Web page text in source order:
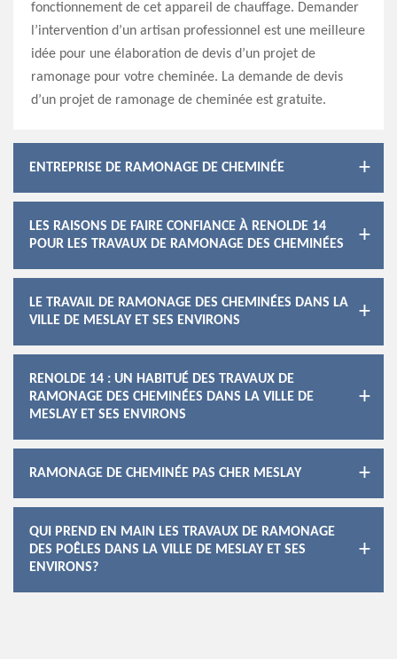
fonctionnement de cet appareil de chauffage. Demander
l’intervention d’un artisan professionnel est une meilleure
idée pour une élaboration de devis d’un projet de
ramonage pour votre cheminée. La demande de devis
d’un projet de ramonage de cheminée est gratuite.
ENTREPRISE DE RAMONAGE DE CHEMINÉE
LES RAISONS DE FAIRE CONFIANCE À RENOLDE 14
POUR LES TRAVAUX DE RAMONAGE DES CHEMINÉES
LE TRAVAIL DE RAMONAGE DES CHEMINÉES DANS LA
VILLE DE MESLAY ET SES ENVIRONS
RENOLDE 14 : UN HABITUÉ DES TRAVAUX DE
RAMONAGE DES CHEMINÉES DANS LA VILLE DE
MESLAY ET SES ENVIRONS
RAMONAGE DE CHEMINÉE PAS CHER MESLAY
QUI PREND EN MAIN LES TRAVAUX DE RAMONAGE
DES POÊLES DANS LA VILLE DE MESLAY ET SES
ENVIRONS?